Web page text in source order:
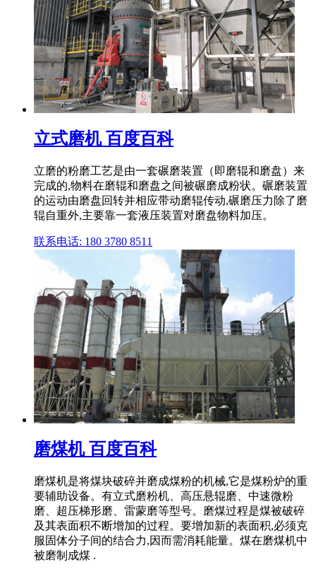
立式磨机 百度百科
立磨的粉磨工艺是由一套碾磨装置（即磨辊和磨盘）来
完成的,物料在磨辊和磨盘之间被碾磨成粉状。碾磨装置
的运动由磨盘回转并相应带动磨辊传动,碾磨压力除了磨
辊自重外,主要靠一套液压装置对磨盘物料加压。
联系电话: 180 3780 8511
磨煤机 百度百科
磨煤机是将煤块破碎并磨成煤粉的机械,它是煤粉炉的重
要辅助设备。有立式磨粉机、高压悬辊磨、中速微粉
磨、超压梯形磨、雷蒙磨等型号。磨煤过程是煤被破碎
及其表面积不断增加的过程。要增加新的表面积,必须克
服固体分子间的结合力,因而需消耗能量。煤在磨煤机中
被磨制成煤 .